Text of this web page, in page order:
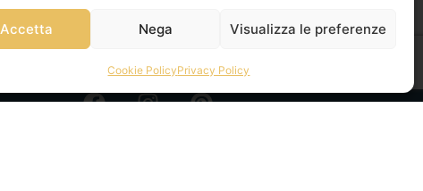
Accetta Nega Visualizza le preferenze
Cookie PolicyPrivacy Policy